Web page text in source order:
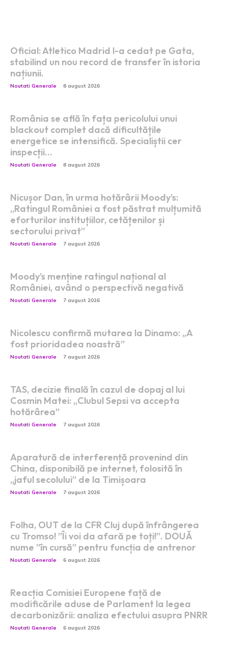
Oficial: Atletico Madrid l-a cedat pe Gata,
stabilind un nou record de transfer în istoria
națiunii.
Noutati Generale 8 august 2026
România se află în fața pericolului unui
blackout complet dacă dificultățile
energetice se intensifică. Specialiștii cer
inspecții…
Noutati Generale 8 august 2026
Nicușor Dan, în urma hotărârii Moody’s:
„Ratingul României a fost păstrat mulțumită
eforturilor instituțiilor, cetățenilor și
sectorului privat”
Noutati Generale 7 august 2026
Moody’s menține ratingul național al
României, având o perspectivă negativă
Noutati Generale 7 august 2026
Nicolescu confirmă mutarea la Dinamo: „A
fost prioridadea noastră”
Noutati Generale 7 august 2026
TAS, decizie finală în cazul de dopaj al lui
Cosmin Matei: „Clubul Sepsi va accepta
hotărârea”
Noutati Generale 7 august 2026
Aparatură de interferență provenind din
China, disponibilă pe internet, folosită în
„jaful secolului” de la Timișoara
Noutati Generale 7 august 2026
Folha, OUT de la CFR Cluj după înfrângerea
cu Tromso! ”Îi voi da afară pe toți!”. DOUĂ
nume ”în cursă” pentru funcția de antrenor
Noutati Generale 6 august 2026
Reacția Comisiei Europene față de
modificările aduse de Parlament la legea
decarbonizării: analiza efectului asupra PNRR
Noutati Generale 6 august 2026